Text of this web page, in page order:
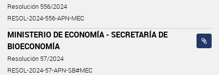
Resolución 556/2024
RESOL-2024-556-APN-MEC
MINISTERIO DE ECONOMÍA - SECRETARÍA DE
BIOECONOMÍA
Resolución 57/2024
RESOL-2024-57-APN-SB#MEC